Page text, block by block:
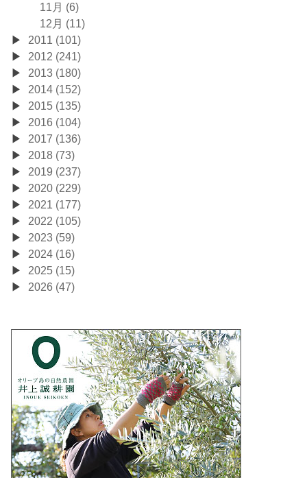
11月 (6)
12月 (11)
2011 (101)
2012 (241)
2013 (180)
2014 (152)
2015 (135)
2016 (104)
2017 (136)
2018 (73)
2019 (237)
2020 (229)
2021 (177)
2022 (105)
2023 (59)
2024 (16)
2025 (15)
2026 (47)